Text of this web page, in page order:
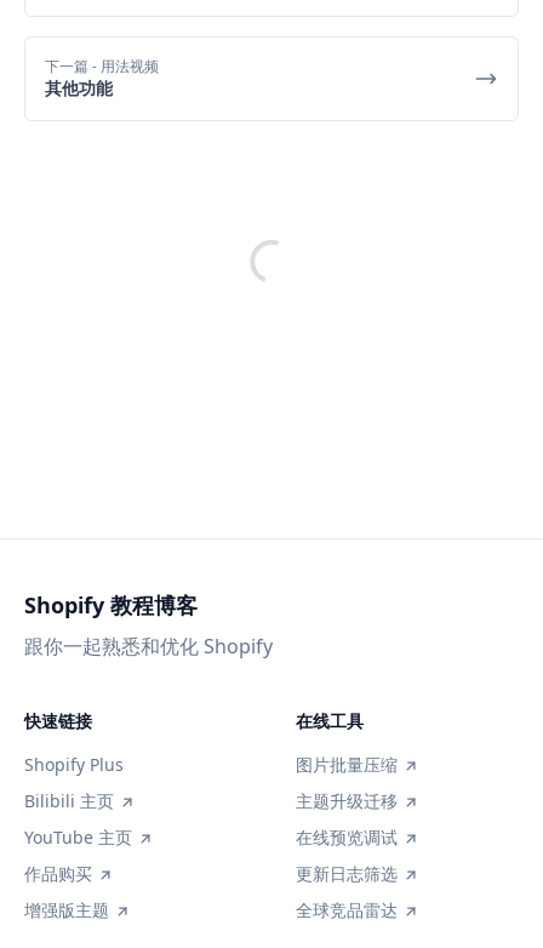
下一篇- 用法视频
其他功能
Shopify 教程博客
跟你一起熟悉和优化 Shopify
快速链接
Shopify Plus
Bilibili 主页
YouTube 主页
作品购买
增强版主题
在线工具
图片批量压缩
主题升级迁移
在线预览调试
更新日志筛选
全球竞品雷达